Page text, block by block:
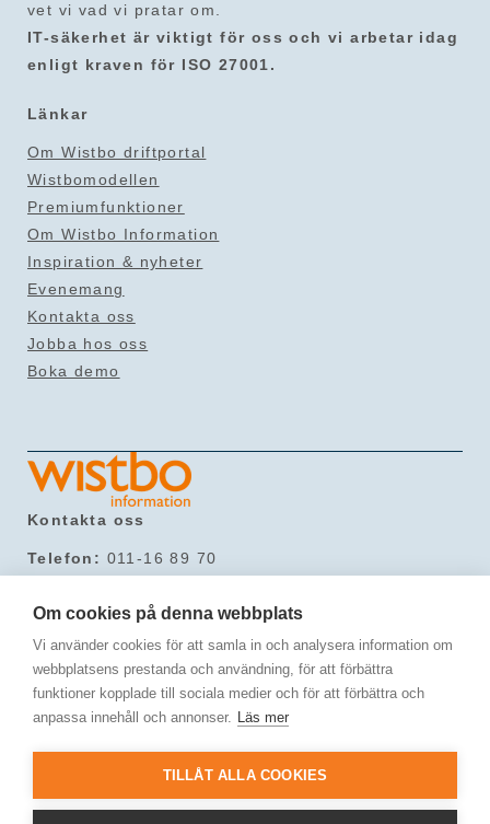
vet vi vad vi pratar om.
IT-säkerhet är viktigt för oss och vi arbetar idag
enligt kraven för ISO 27001.
Länkar
Om Wistbo driftportal
Wistbomodellen
Premiumfunktioner
Om Wistbo Information
Inspiration & nyheter
Evenemang
Kontakta oss
Jobba hos oss
Boka demo
Kontakta oss
Telefon: 011-16 89 70
Hitta till oss
Svärmaregatan 3,
603 61 Norrköping
Om cookies på denna webbplats
Vi använder cookies för att samla in och analysera information om
webbplatsens prestanda och användning, för att förbättra
funktioner kopplade till sociala medier och för att förbättra och
anpassa innehåll och annonser. Läs mer
TILLÅT ALLA COOKIES